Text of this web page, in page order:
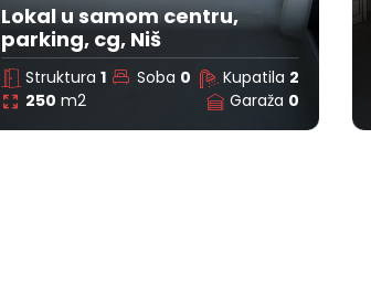
Lokal u samom centru,
parking, cg, Niš
Struktura1 Soba 0 Kupatila 2
250 m2 Garaža 0